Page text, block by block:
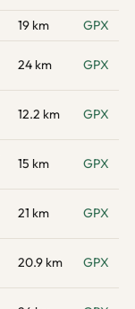
19 km
GPX
24 km GPX
12.2 km GPX
15 km GPX
21 km GPX
20.9 km GPX